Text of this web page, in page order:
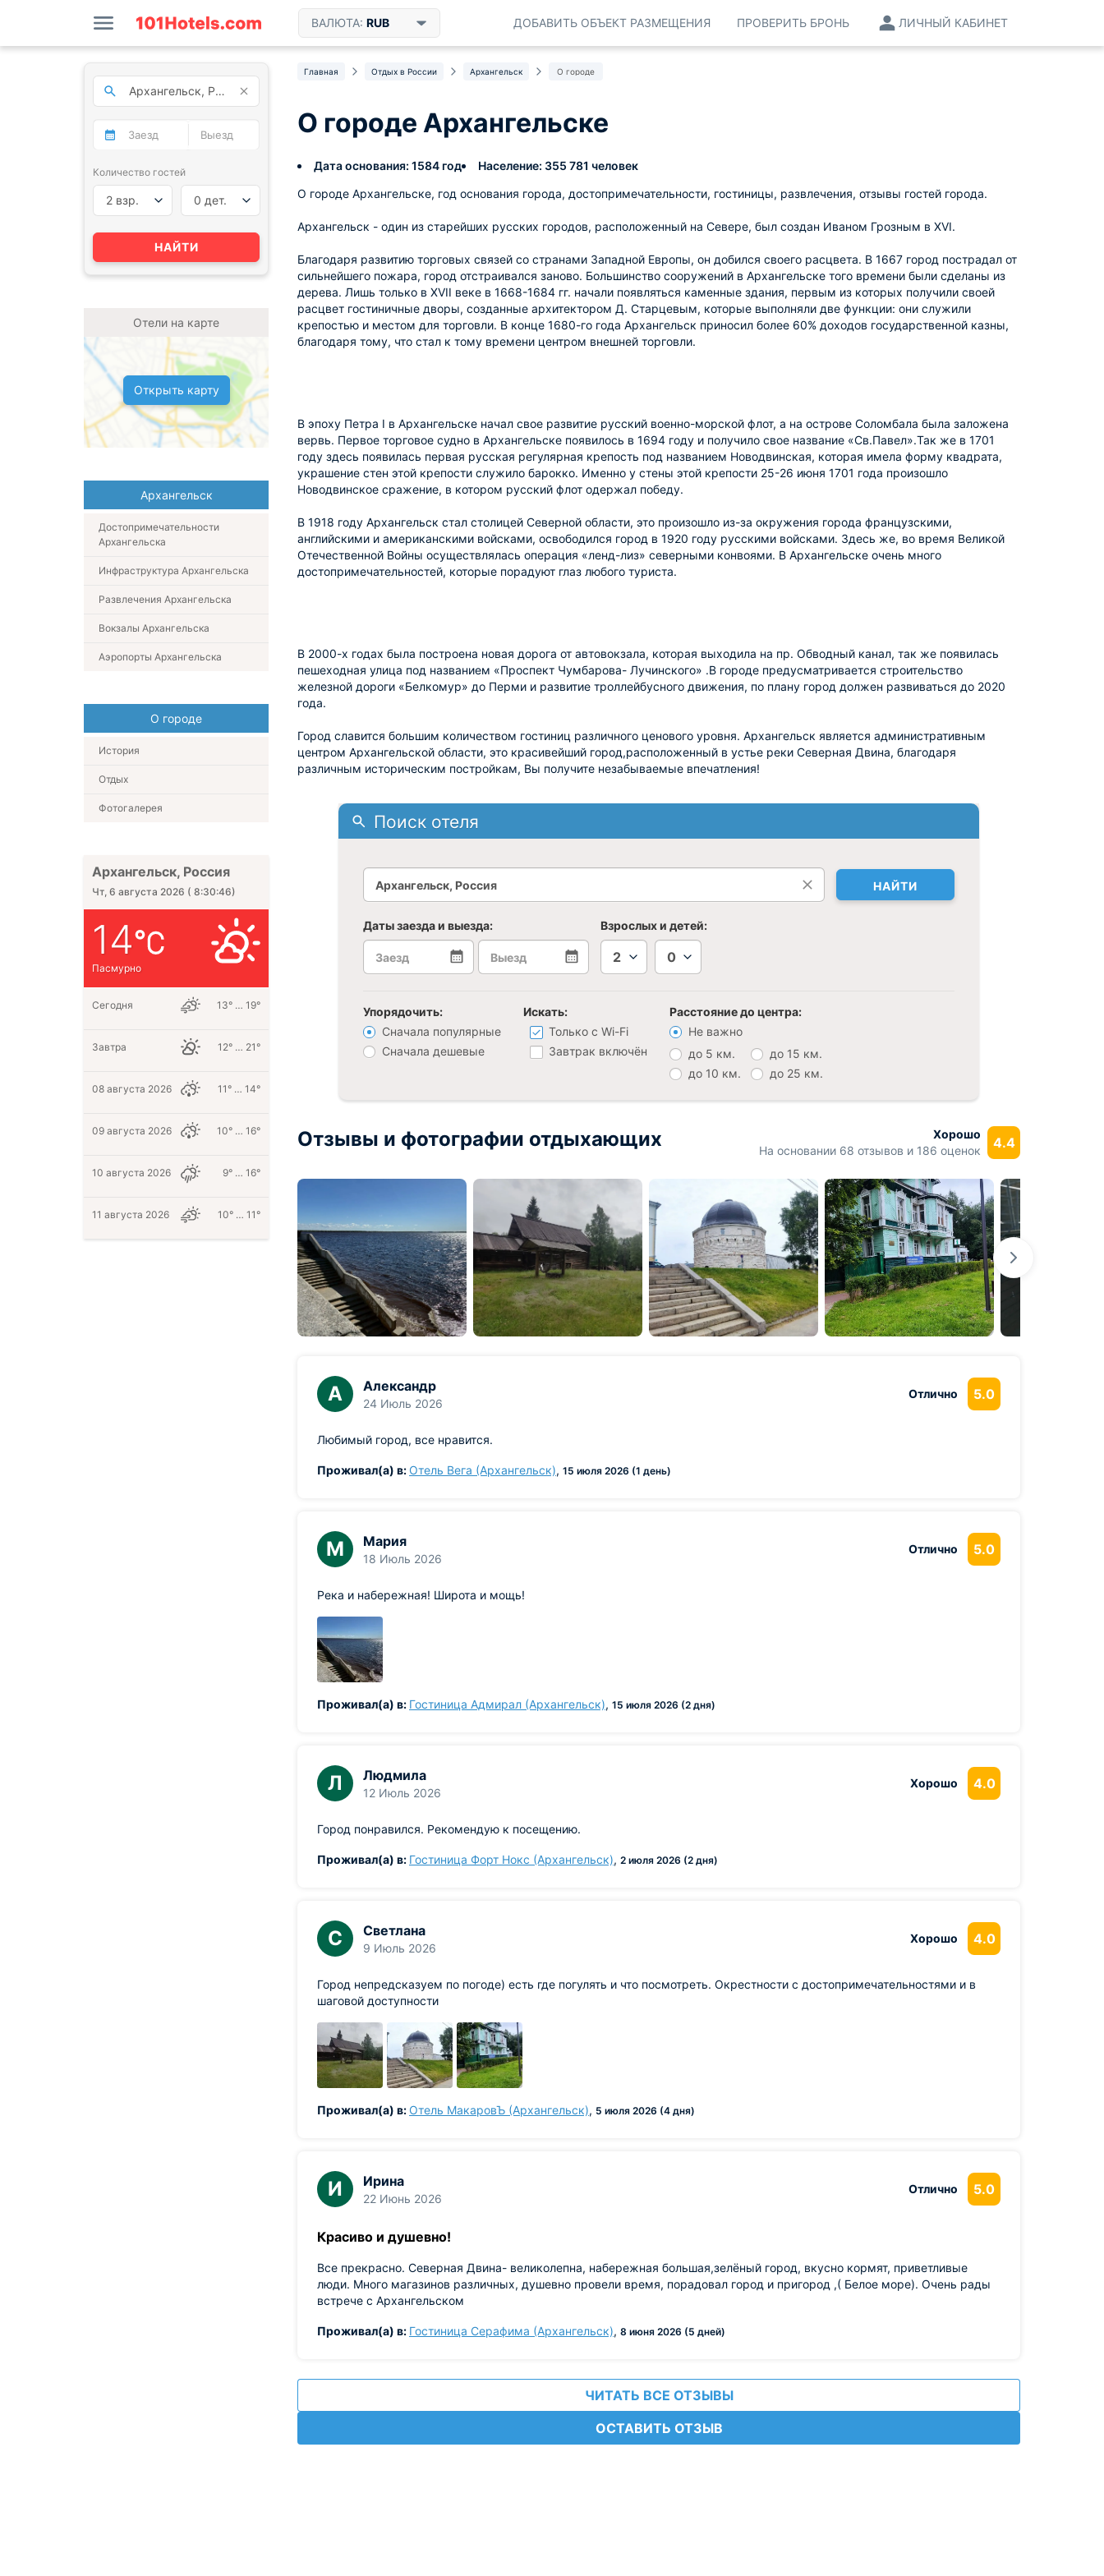
ВАЛЮТА: RUB ЛИЧНЫЙ КАБИНЕТ
ПРОВЕРИТЬ БРОНЬ
ДОБАВИТЬ ОБЪЕКТ РАЗМЕЩЕНИЯ
Главная Отдых в России Архангельск О городе
О городе Архангельске
Дата основания: 1584 год
Население: 355 781 человек
О городе Архангельске, год основания города, достопримечательности, гостиницы, развлечения, отзывы гостей города.
Архангельск - один из старейших русских городов, расположенный на Севере, был создан Иваном Грозным в XVI.
Благодаря развитию торговых связей со странами Западной Европы, он добился своего расцвета. В 1667 город пострадал от
сильнейшего пожара, город отстраивался заново. Большинство сооружений в Архангельске того времени были сделаны из
дерева. Лишь только в XVII веке в 1668-1684 гг. начали появляться каменные здания, первым из которых получили своей
расцвет гостиничные дворы, созданные архитектором Д. Старцевым, которые выполняли две функции: они служили
крепостью и местом для торговли. В конце 1680-го года Архангельск приносил более 60% доходов государственной казны,
благодаря тому, что стал к тому времени центром внешней торговли.
В эпоху Петра I в Архангельске начал свое развитие русский военно-морской флот, а на острове Соломбала была заложена
вервь. Первое торговое судно в Архангельске появилось в 1694 году и получило свое название «Св.Павел».Так же в 1701
году здесь появилась первая русская регулярная крепость под названием Новодвинская, которая имела форму квадрата,
украшение стен этой крепости служило барокко. Именно у стены этой крепости 25-26 июня 1701 года произошло
Новодвинское сражение, в котором русский флот одержал победу.
В 1918 году Архангельск стал столицей Северной области, это произошло из-за окружения города французскими,
английскими и американскими войсками, освободился город в 1920 году русскими войсками. Здесь же, во время Великой
Отечественной Войны осуществлялась операция «ленд-лиз» северными конвоями. В Архангельске очень много
достопримечательностей, которые порадуют глаз любого туриста.
В 2000-х годах была построена новая дорога от автовокзала, которая выходила на пр. Обводный канал, так же появилась
пешеходная улица под названием «Проспект Чумбарова- Лучинского» .В городе предусматривается строительство
железной дороги «Белкомур» до Перми и развитие троллейбусного движения, по плану город должен развиваться до 2020
года.
Город славится большим количеством гостиниц различного ценового уровня. Архангельск является административным
центром Архангельской области, это красивейший город,расположенный в устье реки Северная Двина, благодаря
различным историческим постройкам, Вы получите незабываемые впечатления!
Поиск отеля
НАЙТИ
Даты заезда и выезда: Взрослых и детей:
2 0
Упорядочить:
Сначала популярные
Сначала дешевые
Искать:
Только с Wi-Fi
Завтрак включён
Расстояние до центра:
Не важно
до 5 км.
до 10 км.
до 15 км.
до 25 км.
Отзывы и фотографии отдыхающих
Хорошо
На основании 68 отзывов и 186 оценок
4.4
А Александр
24 Июль 2026
Отлично 5.0
Любимый город, все нравится.
Проживал(а) в: Отель Вега (Архангельск), 15 июля 2026 (1 день)
М Мария
18 Июль 2026
Отлично 5.0
Река и набережная! Широта и мощь!
Проживал(а) в: Гостиница Адмирал (Архангельск), 15 июля 2026 (2 дня)
Л Людмила
12 Июль 2026
Хорошо 4.0
Город понравился. Рекомендую к посещению.
Проживал(а) в: Гостиница Форт Нокс (Архангельск), 2 июля 2026 (2 дня)
С Светлана
9 Июль 2026
Хорошо 4.0
Город непредсказуем по погоде) есть где погулять и что посмотреть. Окрестности с достопримечательностями и в
шаговой доступности
Проживал(а) в: Отель МакаровЪ (Архангельск), 5 июля 2026 (4 дня)
И Ирина
22 Июнь 2026
Отлично 5.0
Красиво и душевно!
Все прекрасно. Северная Двина- великолепна, набережная большая,зелёный город, вкусно кормят, приветливые
люди. Много магазинов различных, душевно провели время, порадовал город и пригород ,( Белое море). Очень рады
встрече с Архангельском
Проживал(а) в: Гостиница Серафима (Архангельск), 8 июня 2026 (5 дней)
ЧИТАТЬ ВСЕ ОТЗЫВЫ
ОСТАВИТЬ ОТЗЫВ
Количество гостей
2 взр. 0 дет.
НАЙТИ
Отели на карте
Открыть карту
Архангельск
Достопримечательности
Архангельска
Инфраструктура Архангельска
Развлечения Архангельска
Вокзалы Архангельска
Аэропорты Архангельска
О городе
История
Отдых
Фотогалерея
Архангельск, Россия
Чт, 6 августа 2026 ( 8:30:47)
14
Пасмурно
Сегодня 13° … 19°
Завтра 12° … 21°
08 августа 2026 11° … 14°
09 августа 2026 10° … 16°
10 августа 2026 9° … 16°
11 августа 2026 10° … 11°